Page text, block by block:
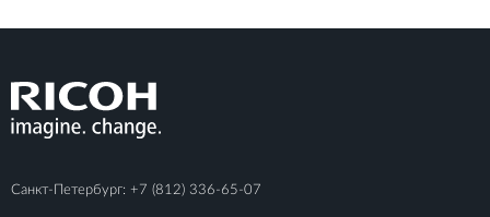
Санкт-Петербург: +7 (812) 336-65-07